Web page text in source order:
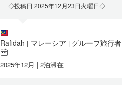
◇投稿日 2025年12月23日火曜日◇
Rafidah | マレーシア | グループ旅行者
2025年12月 | 2泊滞在